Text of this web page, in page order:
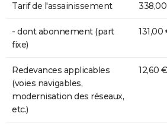
Tarif de l'assainissement
- dont abonnement (part
fixe)
131,00
Redevances applicables
(voies navigables,
modernisation des réseaux,
etc.)
12,60 €